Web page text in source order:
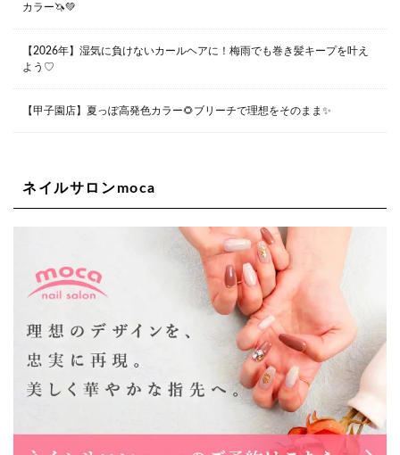
06-6563-9091
Lee四ツ橋店
06-6537-9791
Lee上新庄Vita店
大阪市東淀川区瑞光1-4-1 カサデルドイ 2F
06-6195-3667
Lee東三国店
大阪市淀川区東三国4-8-11 大拓ハイツ6
カラー🦄💚
【2026年】湿気に負けないカールヘアに！梅雨でも巻き髪キープを叶え
よう♡
【甲子園店】夏っぽ高発色カラー🌻ブリーチで理想をそのまま✨
ネイルサロンmoca